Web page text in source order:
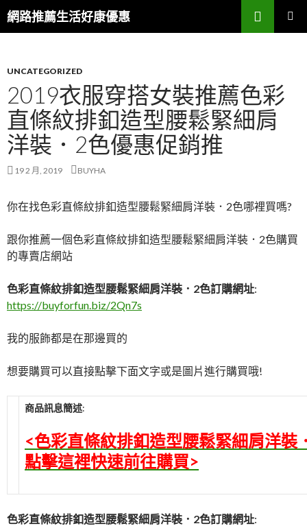
網路推薦生活好康優惠
搜
尋
要
內
容
區
UNCATEGORIZED
2019衣服穿搭女裝推薦色彩
直條紋排釦造型腰鬆緊細肩
洋裝．2色優惠促銷推
19 2 月, 2019 BUYHA
你在找色彩直條紋排釦造型腰鬆緊細肩洋裝．2色哪裡買嗎?
跟你推薦一個色彩直條紋排釦造型腰鬆緊細肩洋裝．2色購買
的專賣店網站
色彩直條紋排釦造型腰鬆緊細肩洋裝．2色訂購網址:
https://buyforfun.biz/2Qn7s
我的服飾都是在那邊買的
想要購買可以直接點擊下面文字或是圖片進行購買哦!
商品訊息簡述:
<色彩直條紋排釦造型腰鬆緊細肩洋裝
點擊這裡快速前往購買>
色彩直條紋排釦造型腰鬆緊細肩洋裝．2色訂購網址: